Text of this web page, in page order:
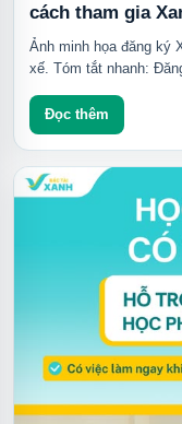
cách tham gia
Ảnh minh họa đăng ký
xế. Tóm tắt nhanh:
Đọc thêm